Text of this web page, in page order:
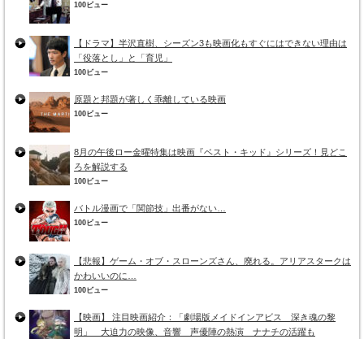
100ビュー
【ドラマ】半沢直樹、シーズン3も映画化もすぐにはできない理由は
「役落とし」と「育児」
100ビュー
原題と邦題が著しく乖離している映画
100ビュー
8月の午後ロー金曜特集は映画『ベスト・キッド』シリーズ！見どこ
ろを解説する
100ビュー
バトル漫画で「関節技」出番がない…
100ビュー
【悲報】ゲーム・オブ・スローンズさん、廃れる。アリアスタークは
かわいいのに…
100ビュー
【映画】 注目映画紹介：「劇場版メイドインアビス 深き魂の黎
明」 大迫力の映像、音響 声優陣の熱演 ナナチの活躍も